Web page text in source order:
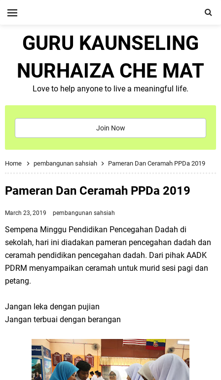
GURU KAUNSELING
NURHAIZA CHE MAT
Love to help anyone to live a meaningful life.
Join Now
Home pembangunan sahsiah Pameran Dan Ceramah PPDa 2019
Pameran Dan Ceramah PPDa 2019
March 23, 2019 pembangunan sahsiah
Sempena Minggu Pendidikan Pencegahan Dadah di
sekolah, hari ini diadakan pameran pencegahan dadah dan
ceramah pendidikan pencegahan dadah. Dari pihak AADK
PDRM menyampaikan ceramah untuk murid sesi pagi dan
petang.
Jangan leka dengan pujian
Jangan terbuai dengan berangan